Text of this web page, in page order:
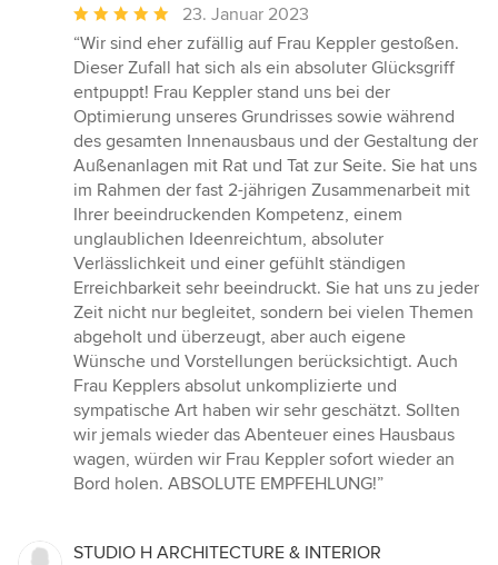
Durchschnittliche
Bewertung:
5
von
5
Sternen
23. Januar 2023
“Wir sind eher zufällig auf Frau Keppler gestoßen.
Dieser Zufall hat sich als ein absoluter Glücksgriff
entpuppt! Frau Keppler stand uns bei der
Optimierung unseres Grundrisses sowie während
des gesamten Innenausbaus und der Gestaltung der
Außenanlagen mit Rat und Tat zur Seite. Sie hat uns
im Rahmen der fast 2-jährigen Zusammenarbeit mit
Ihrer beeindruckenden Kompetenz, einem
unglaublichen Ideenreichtum, absoluter
Verlässlichkeit und einer gefühlt ständigen
Erreichbarkeit sehr beeindruckt. Sie hat uns zu jeder
Zeit nicht nur begleitet, sondern bei vielen Themen
abgeholt und überzeugt, aber auch eigene
Wünsche und Vorstellungen berücksichtigt. Auch
Frau Kepplers absolut unkomplizierte und
sympatische Art haben wir sehr geschätzt. Sollten
wir jemals wieder das Abenteuer eines Hausbaus
wagen, würden wir Frau Keppler sofort wieder an
Bord holen. ABSOLUTE EMPFEHLUNG!”
STUDIO H ARCHITECTURE & INTERIOR